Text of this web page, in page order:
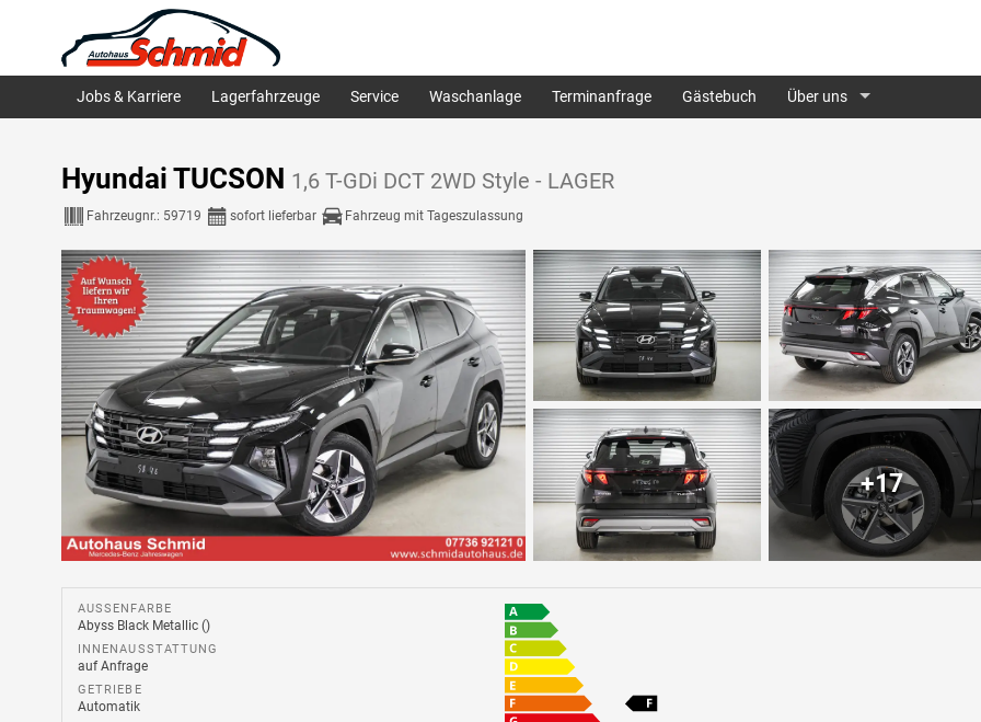
Jobs & Karriere Lagerfahrzeuge Service Waschanlage Terminanfrage Gästebuch Über uns
Hyundai TUCSON 1,6 T-GDi DCT 2WD Style - LAGER
Fahrzeugnr.: 59719 sofort lieferbar Fahrzeug mit Tageszulassung
+17
AUSSENFARBE
Abyss Black Metallic ()
INNENAUSSTATTUNG
auf Anfrage
GETRIEBE
Automatik